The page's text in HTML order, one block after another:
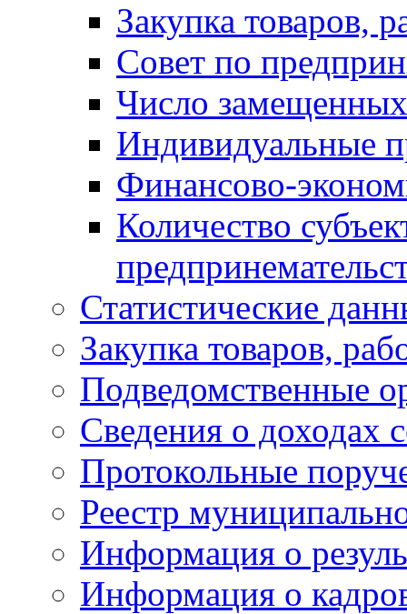
Закупка товаров,
Совет по
Число
Индивидуальные
Финансово-
Количество
Статистические
Закупка товаров,
Подведомственные
Сведения о доходах
Протокольные
Реестр
Информация о
Информация о